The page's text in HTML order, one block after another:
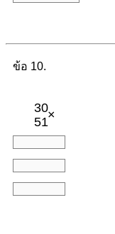
ข้อ 10.
30
×
51